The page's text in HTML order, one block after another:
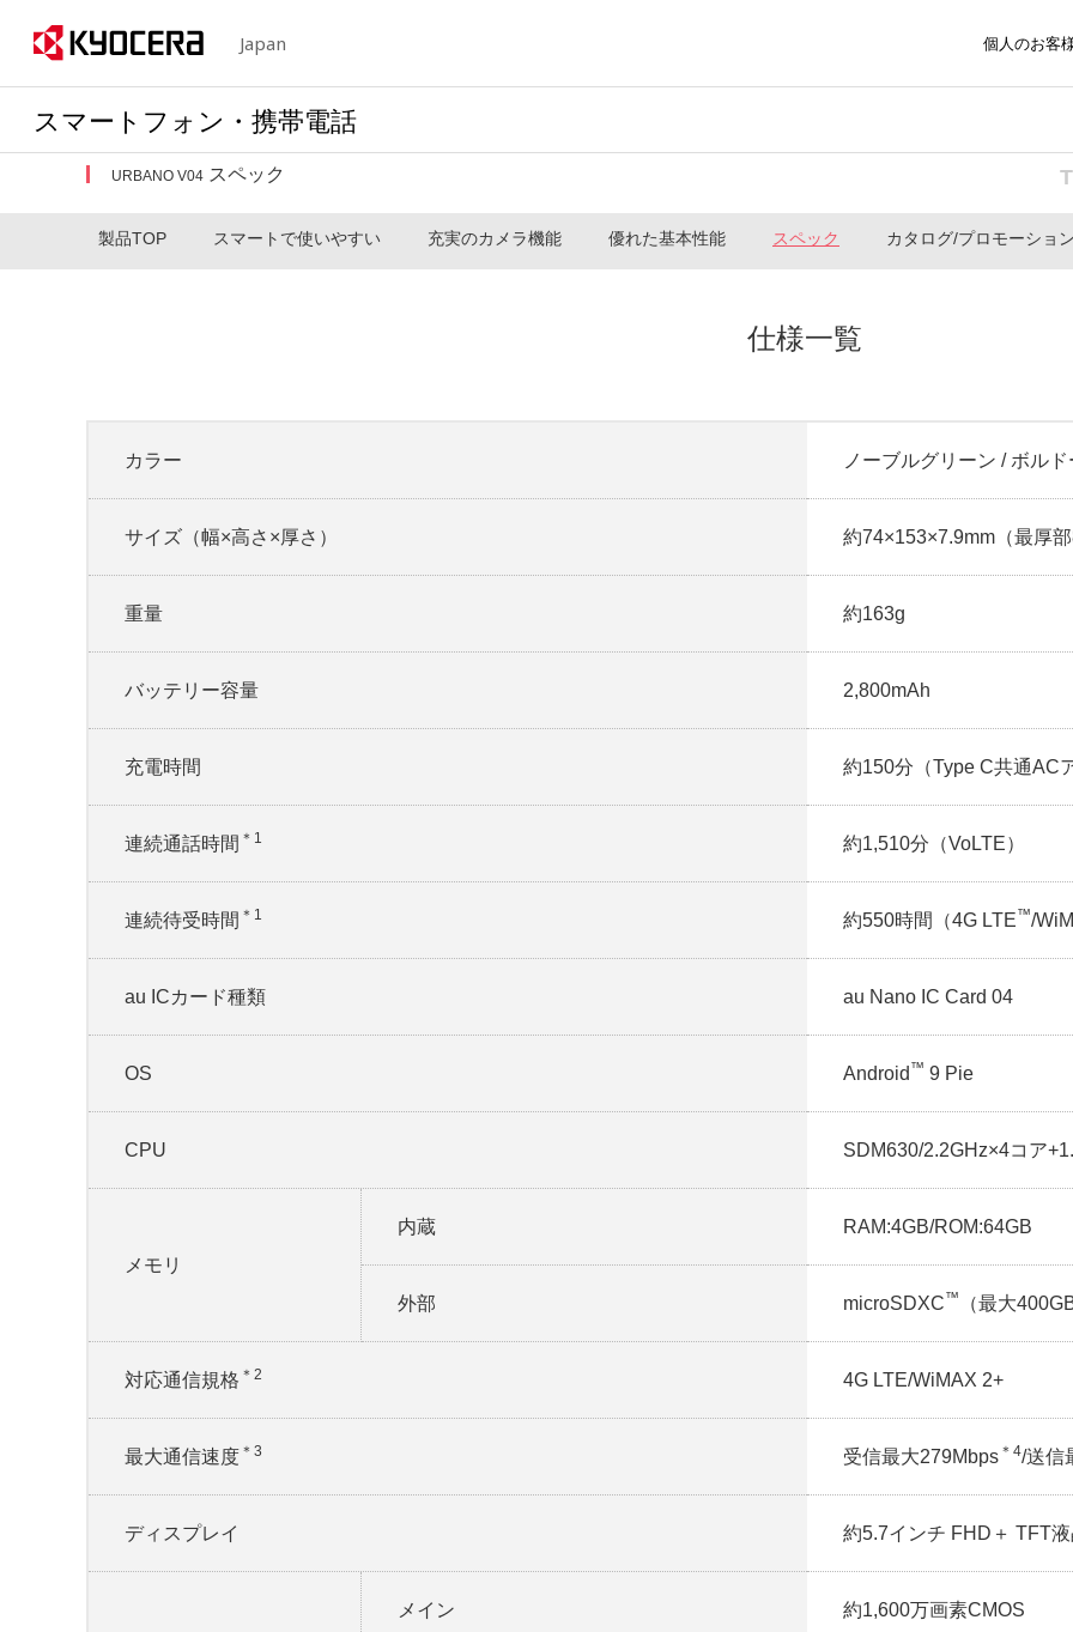
Japan 個人のお客
スマートフォン・携帯電話
URBANO V04 スペック
製品TOP スマートで使いやすい 充実のカメラ機能 優れた基本性能 スペック カタログ/プロモーショ
仕様一覧
カラー ノーブルグリーン / ボル
サイズ（幅×高さ×厚さ） 約74×153×7.9mm（最厚部
重量 約163g
バッテリー容量 2,800mAh
充電時間 約150分（Type C共通AC
連続通話時間 ＊1 約1,510分（VoLTE）
連続待受時間 ＊1 約550時間（4G LTE™/
au ICカード種類 au Nano IC Card 04
OS Android ™ 9 Pie
CPU SDM630/2.2GHz×4コア
メモリ
内蔵 RAM:4GB/ROM:64GB
外部 microSDXC™ （最大400GB
対応通信規格 ＊2 4G LTE/WiMAX 2+
最大通信速度 ＊3 受信最大279Mbps ＊4/送信
ディスプレイ 約5.7インチ FHD＋ TFT液
メイン 約1,600万画素CMOS